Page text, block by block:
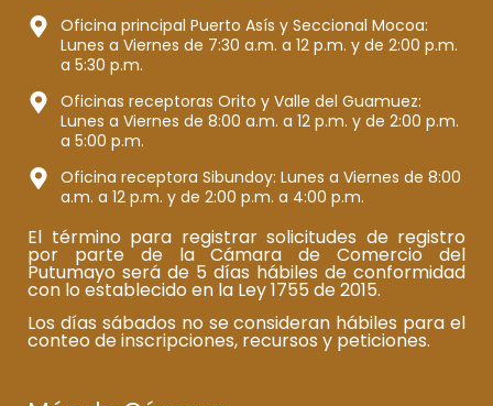
Oficina principal Puerto Asís y Seccional Mocoa:
Lunes a Viernes de 7:30 a.m. a 12 p.m. y de 2:00 p.m.
a 5:30 p.m.
Oficinas receptoras Orito y Valle del Guamuez:
Lunes a Viernes de 8:00 a.m. a 12 p.m. y de 2:00 p.m.
a 5:00 p.m.
Oficina receptora Sibundoy: Lunes a Viernes de 8:00
a.m. a 12 p.m. y de 2:00 p.m. a 4:00 p.m.
El término para registrar solicitudes de registro
por parte de la Cámara de Comercio del
Putumayo será de 5 días hábiles de conformidad
con lo establecido en la Ley 1755 de 2015.
Los días sábados no se consideran hábiles para el
conteo de inscripciones, recursos y peticiones.